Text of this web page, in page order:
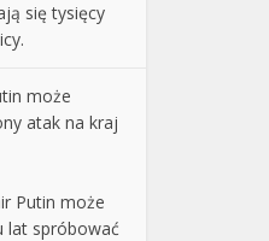
się tysięcy
może
atak na kraj
Putin może
lat spróbować